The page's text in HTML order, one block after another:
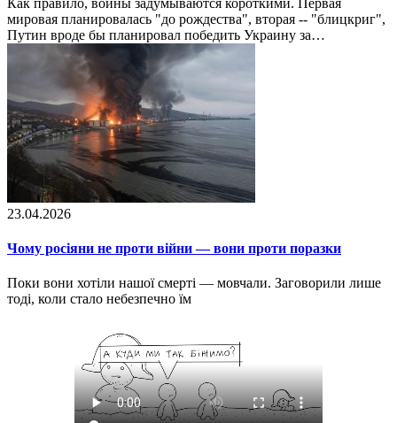
мировая планировалась "до рождества", вторая -- "блицкриг",
Путин вроде бы планировал победить Украину за…
23.04.2026
Чому росіяни не проти війни — вони проти поразки
Поки вони хотіли нашої смерті — мовчали. Заговорили лише
тоді, коли стало небезпечно їм